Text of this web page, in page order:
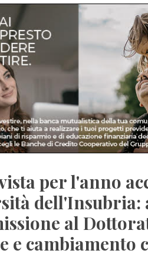
per l'anno
dell'Insubria:
al
e cambiamento